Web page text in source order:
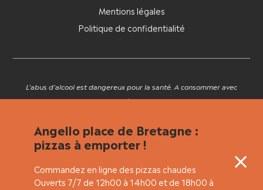
Angello place de Bretagne :
pizzas à emporter !
Commandez en ligne des pizzas chaudes
Ouverts 7/7 de 12h00 à 14h00 et de 18h00 à
Mentions légales
Politique de confidentialité
L'abus d'alcool est dangereux pour la santé. A consommer avec
modération.
TocTok, solution de vente en ligne de proximité.